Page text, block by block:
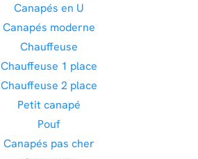
Canapés en U
Canapés moderne
Chauffeuse
Chauffeuse 1 place
Chauffeuse 2 place
Petit canapé
Pouf
Canapés pas cher